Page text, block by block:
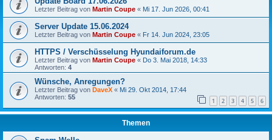
Letzter Beitrag von Martin Coupe « Mi 17. Jun 2026, 00:41
Server Update 15.06.2024
Letzter Beitrag von Martin Coupe « Fr 14. Jun 2024, 23:05
HTTPS / Verschüsselung Hyundaiforum.de
Letzter Beitrag von Martin Coupe « Do 3. Mai 2018, 14:33
Antworten: 4
Wünsche, Anregungen?
Letzter Beitrag von DaveX « Mi 29. Okt 2014, 17:44
Antworten: 55 1 2 3 4 5 6
Themen